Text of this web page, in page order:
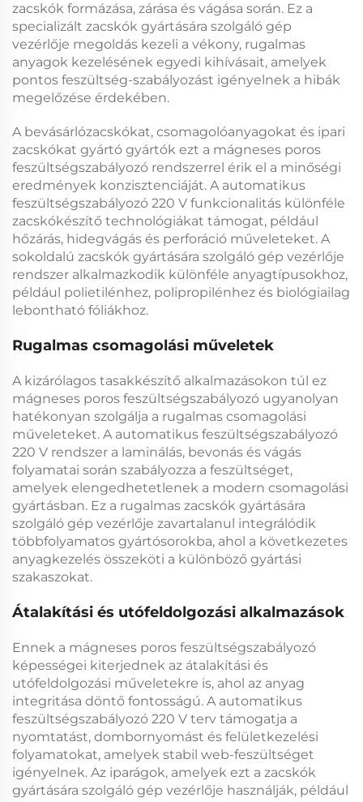
zacskók formázása, zárása és vágása során. Ez a
specializált zacskók gyártására szolgáló gép
vezérlője megoldás kezeli a vékony, rugalmas
anyagok kezelésének egyedi kihívásait, amelyek
pontos feszültség-szabályozást igényelnek a hibák
megelőzése érdekében.
A bevásárlózacskókat, csomagolóanyagokat és ipari
zacskókat gyártó gyártók ezt a mágneses poros
feszültségszabályozó rendszerrel érik el a minőségi
eredmények konzisztenciáját. A automatikus
feszültségszabályozó 220 V funkcionalitás különféle
zacskókészítő technológiákat támogat, például
hőzárás, hidegvágás és perforáció műveleteket. A
sokoldalú zacskók gyártására szolgáló gép vezérlője
rendszer alkalmazkodik különféle anyagtípusokhoz,
például polietilénhez, polipropilénhez és biológiailag
lebontható fóliákhoz.
Rugalmas csomagolási műveletek
A kizárólagos tasakkészítő alkalmazásokon túl ez
mágneses poros feszültségszabályozó ugyanolyan
hatékonyan szolgálja a rugalmas csomagolási
műveleteket. A automatikus feszültségszabályozó
220 V rendszer a laminálás, bevonás és vágás
folyamatai során szabályozza a feszültséget,
amelyek elengedhetetlenek a modern csomagolási
gyártásban. Ez a rugalmas zacskók gyártására
szolgáló gép vezérlője zavartalanul integrálódik
többfolyamatos gyártósorokba, ahol a következetes
anyagkezelés összeköti a különböző gyártási
szakaszokat.
Átalakítási és utófeldolgozási alkalmazások
Ennek a mágneses poros feszültségszabályozó
képességei kiterjednek az átalakítási és
utófeldolgozási műveletekre is, ahol az anyag
integritása döntő fontosságú. A automatikus
feszültségszabályozó 220 V terv támogatja a
nyomtatást, dombornyomást és felületkezelési
folyamatokat, amelyek stabil web-feszültséget
igényelnek. Az iparágok, amelyek ezt a zacskók
gyártására szolgáló gép vezérlője használják, például